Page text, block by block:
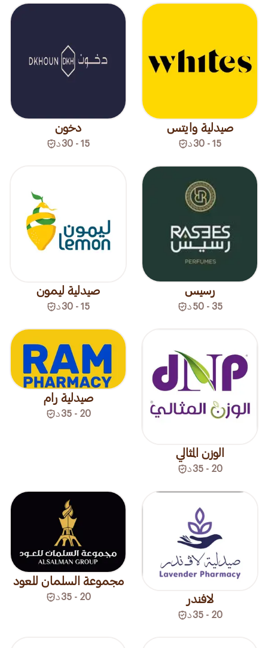
صيدلية وايتس
15 - 30 د
دخون
15 - 30 د
رسيس
35 - 50 د
صيدلية ليمون
15 - 30 د
الوزن المثالي
20 - 35 د
صيدلية رام
20 - 35 د
لافندر
20 - 35 د
مجموعة السلمان للعود
20 - 35 د